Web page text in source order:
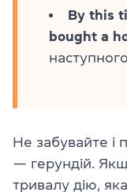
By this
bought a
Не забувайте і
— герундій.
тривалу дію,